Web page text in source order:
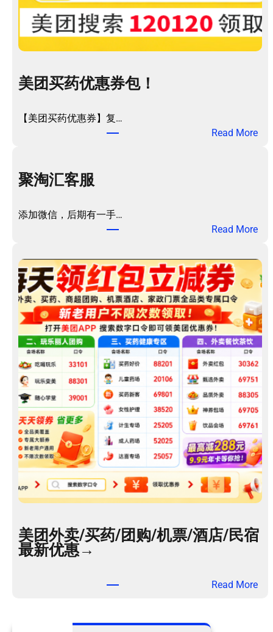
美团买药优惠券包！
【美团买药优惠券】复…
Read More：
券
！
聚淘汇客服
添加微信，后期有一手…
Read More：
淘
汇
客
服
美团外卖/买药/团购/机票/酒店/民宿
最新优惠→
Read More：